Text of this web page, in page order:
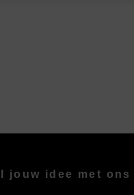
jouw idee met ons